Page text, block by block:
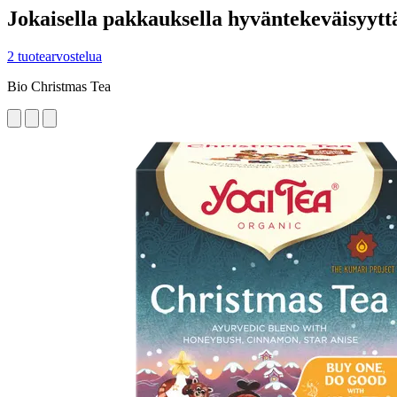
Jokaisella pakkauksella
2 tuotearvostelua
Bio Christmas Tea